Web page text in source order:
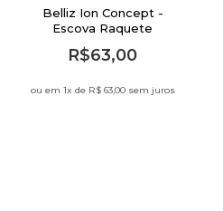
Belliz Ion Concept -
Escova Raquete
R$63,00
ou em 1x de R$ 63,00 sem juros